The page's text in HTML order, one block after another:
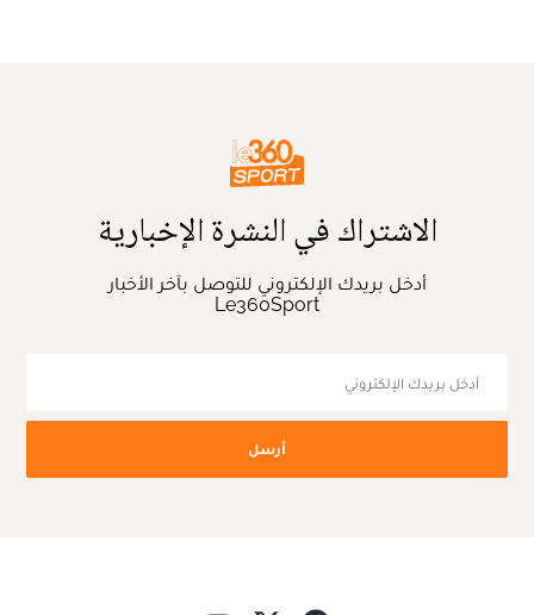
الاشتراك في النشرة الإخبارية
أدخل بريدك الإلكتروني للتوصل بآخر الأخبار
Le360Sport
أرسل